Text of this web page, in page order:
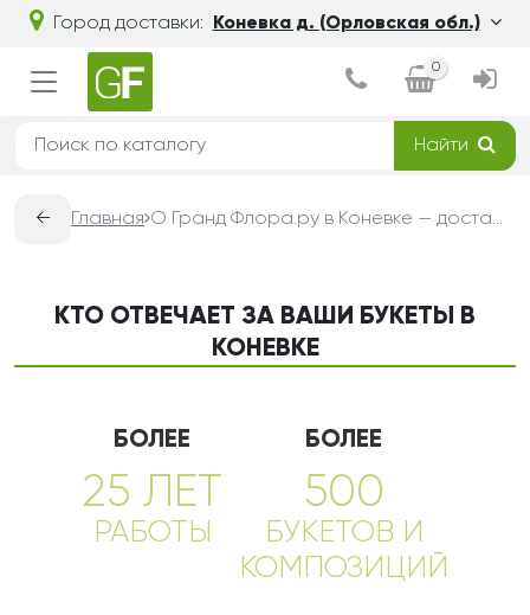
Город доставки: Коневка д. (Орловская обл.)
0
Найти
← Главная О Гранд Флора.ру в Коневке — доставка букетов из цветов
КТО ОТВЕЧАЕТ ЗА ВАШИ БУКЕТЫ В
КОНЕВКЕ
БОЛЕЕ
25 ЛЕТ
РАБОТЫ
БОЛЕЕ
500
БУКЕТОВ И
КОМПОЗИЦИЙ